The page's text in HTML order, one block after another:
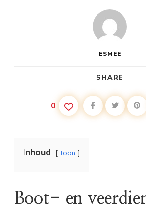
ESMEE
SHARE
0
Inhoud toon
Boot- en